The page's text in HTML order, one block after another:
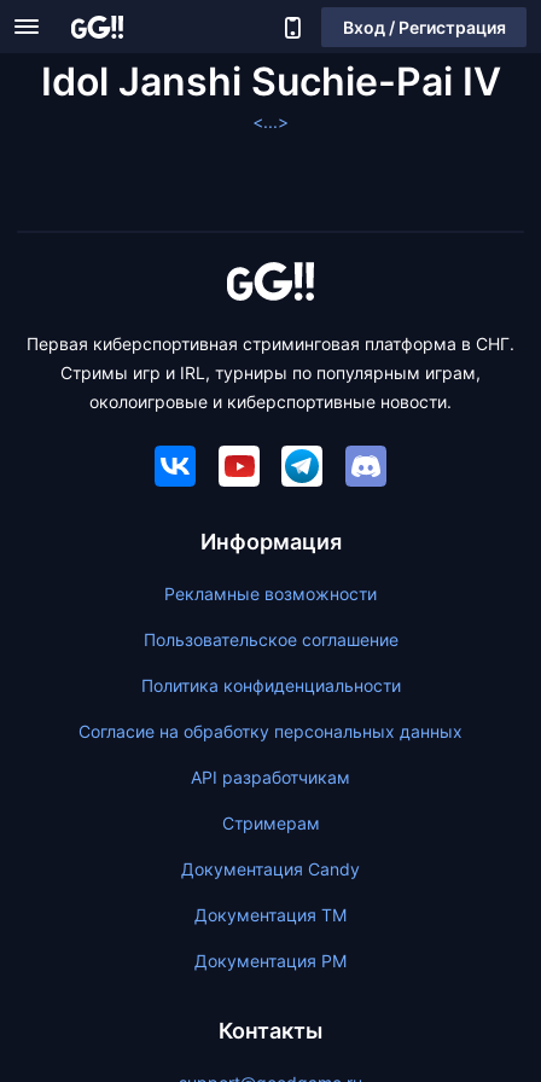
Вход / Регистрация
Idol Janshi Suchie-Pai IV
<...>
Первая киберспортивная стриминговая платформа в СНГ.
Стримы игр и IRL, турниры по популярным играм,
околоигровые и киберспортивные новости.
Информация
Рекламные возможности
Пользовательское соглашение
Политика конфиденциальности
Согласие на обработку персональных данных
API разработчикам
Стримерам
Документация Candy
Документация ТМ
Документация PM
Контакты